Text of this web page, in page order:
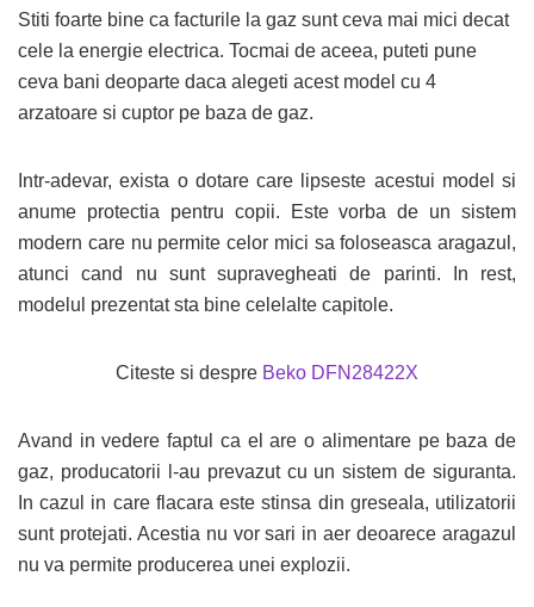
Stiti foarte bine ca facturile la gaz sunt ceva mai mici decat
cele la energie electrica. Tocmai de aceea, puteti pune
ceva bani deoparte daca alegeti acest model cu 4
arzatoare si cuptor pe baza de gaz.
Intr-adevar, exista o dotare care lipseste acestui model si
anume protectia pentru copii. Este vorba de un sistem
modern care nu permite celor mici sa foloseasca aragazul,
atunci cand nu sunt supravegheati de parinti. In rest,
modelul prezentat sta bine celelalte capitole.
Citeste si despre Beko DFN28422X
Avand in vedere faptul ca el are o alimentare pe baza de
gaz, producatorii l-au prevazut cu un sistem de siguranta.
In cazul in care flacara este stinsa din greseala, utilizatorii
sunt protejati. Acestia nu vor sari in aer deoarece aragazul
nu va permite producerea unei explozii.